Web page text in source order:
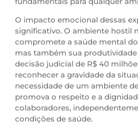
O impacto emocional dessas
significativo. O ambiente hostil
compromete a saúde mental
mas também sua
decisão judicial de R$ 40
reconhecer a gravidade da
necessidade de um ambiente
promova o respeito e a
colaboradores,
condições de saúde.